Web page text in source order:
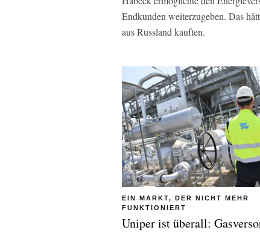
Endkunden weiterzugeben. Das
aus Russland kauften.
EIN MARKT, DER NICHT MEHR
FUNKTIONIERT
Uniper ist überall: